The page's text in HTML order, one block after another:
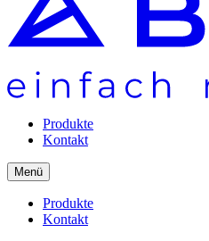
Produkte
Kontakt
Menü
Produkte
Kontakt